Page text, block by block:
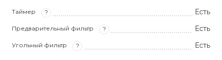
Таймер ? Есть
Предварительный фильтр ? Есть
Угольный фильтр ? Есть